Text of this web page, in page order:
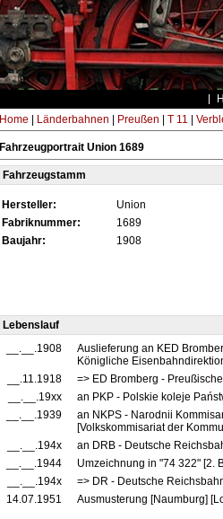
Home Länderbahnen Preußen T 11
Fahrzeugportrait Union 1689
Fahrzeugstamm
Hersteller:
Union
Fabriknummer:
1689
Baujahr:
1908
Lebenslauf
__.__.1908
Auslieferung an KED
Königliche
__.11.1918
=> ED Bromberg -
__.__.19xx
an PKP - Polskie koleje
__.__.1939
an NKPS - Narodnii
[Volkskommisariat der
__.__.194x
an DRB - Deutsche
__.__.1944
Umzeichnung in "74 322" [2.
__.__.194x
=> DR - Deutsche
14.07.1951
Ausmusterung [Naumburg]